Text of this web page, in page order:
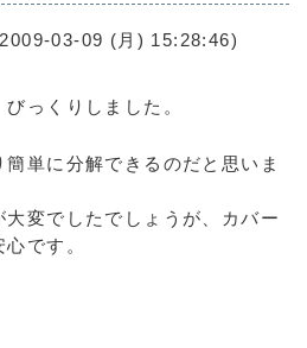
03-09 (月) 15:28:46)
っくりしました。
単に分解できるのだと思いま
変でしたでしょうが、カバー
です。